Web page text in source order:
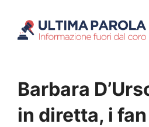
Barbara
in diretta, i fan